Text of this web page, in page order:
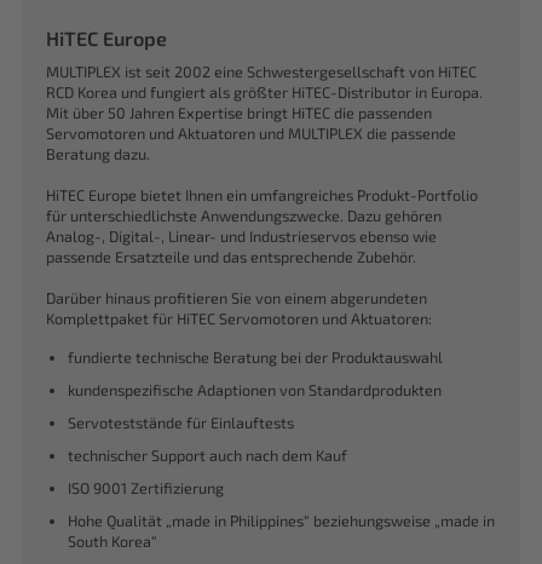
HiTEC Europe
MULTIPLEX ist seit 2002 eine Schwestergesellschaft von HiTEC
RCD Korea und fungiert als größter HiTEC-Distributor in Europa.
Mit über 50 Jahren Expertise bringt HiTEC die passenden
Servomotoren und Aktuatoren und MULTIPLEX die passende
Beratung dazu.
HiTEC Europe bietet Ihnen ein umfangreiches Produkt-Portfolio
für unterschiedlichste Anwendungszwecke. Dazu gehören
Analog-, Digital-, Linear- und Industrieservos ebenso wie
passende Ersatzteile und das entsprechende Zubehör.
Darüber hinaus profitieren Sie von einem abgerundeten
Komplettpaket für HiTEC Servomotoren und Aktuatoren:
fundierte technische Beratung bei der Produktauswahl
kundenspezifische Adaptionen von Standardprodukten
Servoteststände für Einlauftests
technischer Support auch nach dem Kauf
ISO 9001 Zertifizierung
Hohe Qualität „made in Philippines“ beziehungsweise „made in
South Korea“